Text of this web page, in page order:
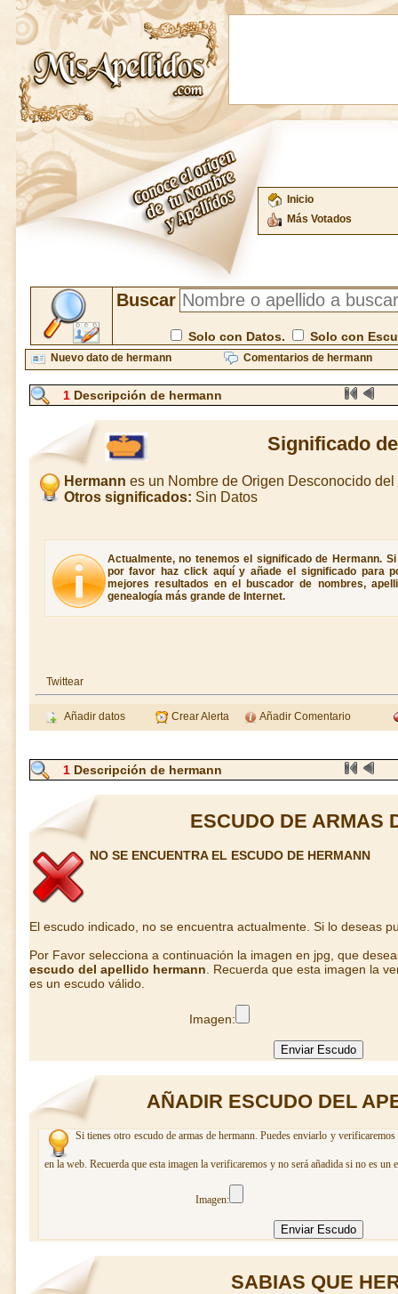
Inicio
Más Votados
Buscar
Solo con Datos. Solo con
Nuevo dato de hermann Comentarios de hermann
1 Descripción de hermann
Significado
Hermann es un Nombre de Origen Desconocido
Otros significados: Sin Datos
Actualmente, no tenemos el significado de Hermann.
por favor haz click aquí y añade el significado para
mejores resultados en el buscador de nombres,
genealogía más grande de Internet.
Twittear
Añadir datos Crear Alerta Añadir Comentario
1 Descripción de hermann
ESCUDO DE ARMAS
NO SE ENCUENTRA EL ESCUDO DE HERMANN
El escudo indicado, no se encuentra actualmente. Si lo deseas
Por Favor selecciona a continuación la imagen en jpg, que
escudo del apellido hermann . Recuerda que esta imagen la
es un escudo válido.
Imagen:
AÑADIR ESCUDO DEL
Si tienes otro escudo de armas de hermann. Puedes enviarlo y
en la web. Recuerda que esta imagen la verificaremos y no será añadida si no es un
Imagen:
SABIAS QUE